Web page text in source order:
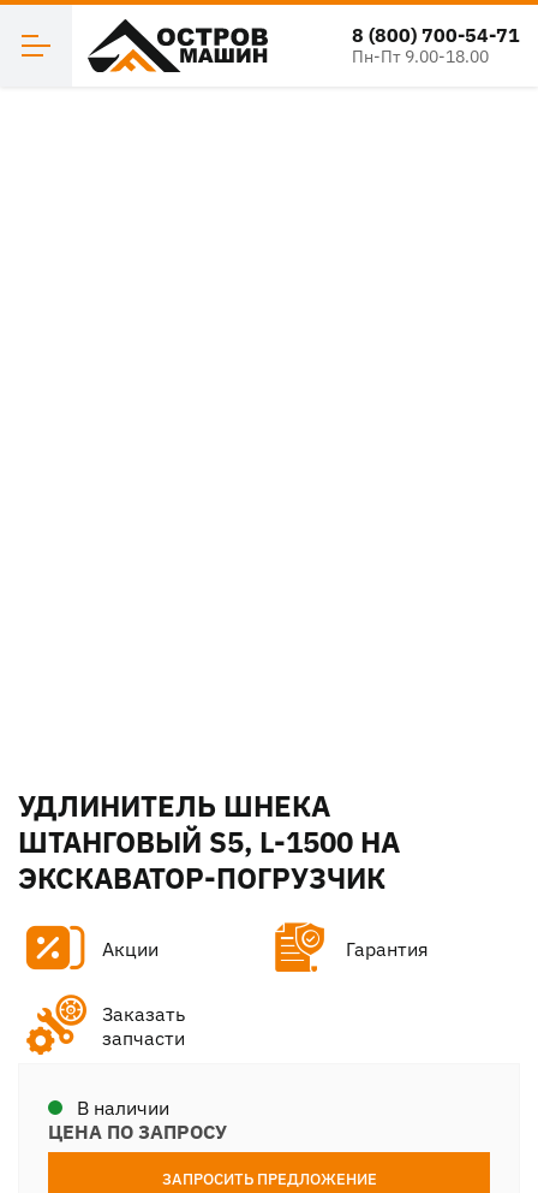
8 (800) 700-54-71
Пн-Пт 9.00-18.00
УДЛИНИТЕЛЬ ШНЕКА
ШТАНГОВЫЙ S5, L-1500 НА
ЭКСКАВАТОР-ПОГРУЗЧИК
Акции Гарантия
Заказать
запчасти
В наличии
ЦЕНА ПО ЗАПРОСУ
ЗАПРОСИТЬ ПРЕДЛОЖЕНИЕ